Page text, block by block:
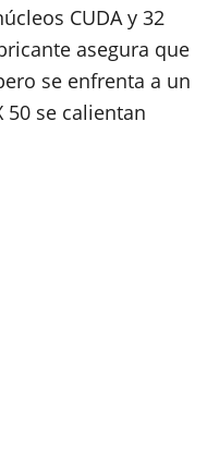
CUDA y 32
asegura que
se enfrenta a un
50 se calientan